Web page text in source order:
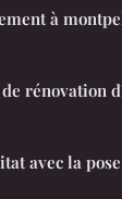
à
rénovation
avec la